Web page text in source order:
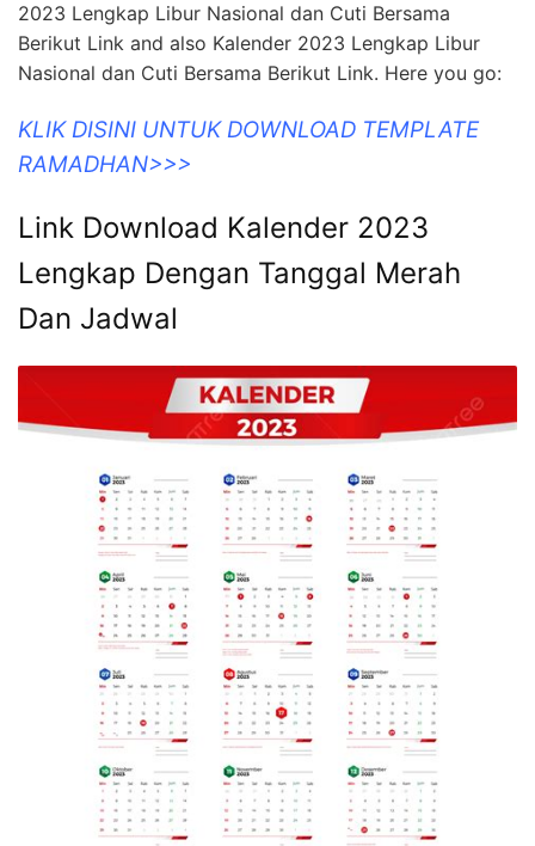
2023 Lengkap Libur Nasional dan Cuti Bersama
Berikut Link and also Kalender 2023 Lengkap Libur
Nasional dan Cuti Bersama Berikut Link. Here you go:
KLIK DISINI UNTUK DOWNLOAD TEMPLATE
RAMADHAN>>>
Link Download Kalender 2023
Lengkap Dengan Tanggal Merah
Dan Jadwal